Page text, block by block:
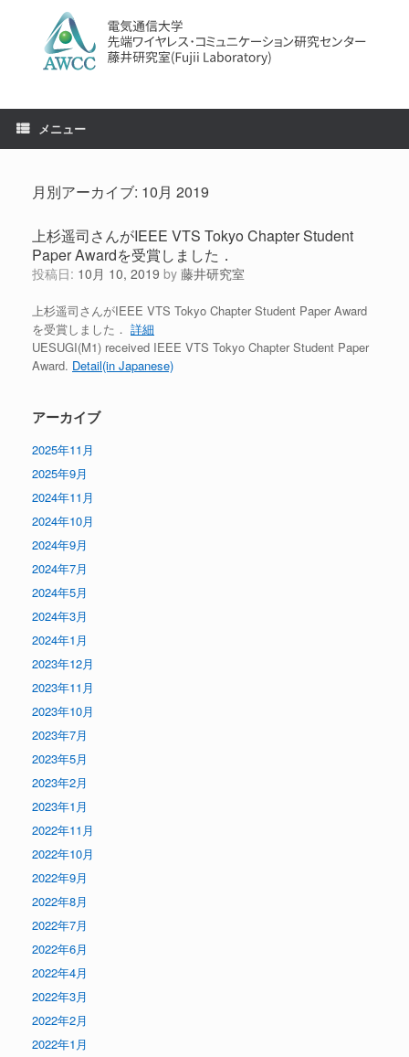
ス
ッ
メニュー
月別アーカイブ: 10月 2019
上杉遥司さんがIEEE VTS Tokyo Chapter Student
Paper Awardを受賞しました．
投稿日: 10月 10, 2019 by 藤井研究室
上杉遥司さんがIEEE VTS Tokyo Chapter Student Paper Award
を受賞しました． 詳細
UESUGI(M1) received IEEE VTS Tokyo Chapter Student Paper
Award. Detail(in Japanese)
アーカイブ
2025年11月
2025年9月
2024年11月
2024年10月
2024年9月
2024年7月
2024年5月
2024年3月
2024年1月
2023年12月
2023年11月
2023年10月
2023年7月
2023年5月
2023年2月
2023年1月
2022年11月
2022年10月
2022年9月
2022年8月
2022年7月
2022年6月
2022年4月
2022年3月
2022年2月
2022年1月